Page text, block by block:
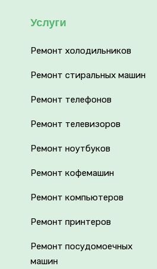
Услуги
Ремонт холодильников
Ремонт стиральных машин
Ремонт телефонов
Ремонт телевизоров
Ремонт ноутбуков
Ремонт кофемашин
Ремонт компьютеров
Ремонт принтеров
Ремонт посудомоечных
машин